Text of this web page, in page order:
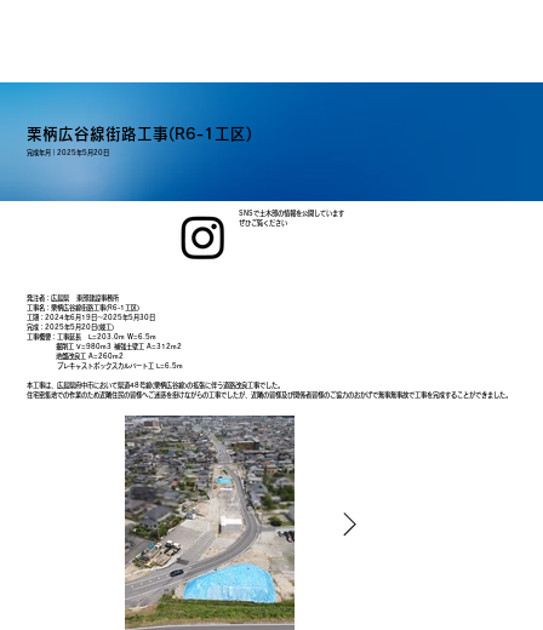
栗柄広谷線街路工事(R6-1工区)
完成年月｜2025年5月20日
SNSで土木部の情報を公開しています
ぜひご覧ください
発注者：広島県 東部建設事務所
工事名：栗柄広谷線街路工事(R6-1工区)
工期：2024年6月19日～2025年5月30日
完成：2025年5月20日(竣工)
工事概要：工事延長 L=203.0m W=6.5m
掘削工 V=980m3 補強土壁工 A=312m2
地盤改良工 A=260m2
プレキャストボックスカルバート工 L=6.5m
本工事は、広島県府中市において県道48号線(栗柄広谷線)の拡張に伴う道路改良工事でした。
住宅密集地での作業のため近隣住民の皆様へご迷惑を掛けながらの工事でしたが、近隣の皆様及び関係者皆様のご協力のおかげで無事無事故で工事を完成することができました。